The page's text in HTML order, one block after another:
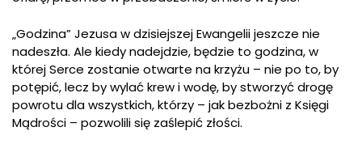
„Godzina” Jezusa w dzisiejszej Ewangelii jeszcze nie
nadeszła. Ale kiedy nadejdzie, będzie to godzina, w
której Serce zostanie otwarte na krzyżu – nie po to, by
potępić, lecz by wylać krew i wodę, by stworzyć drogę
powrotu dla wszystkich, którzy – jak bezbożni z Księgi
Mądrości – pozwolili się zaślepić złości.